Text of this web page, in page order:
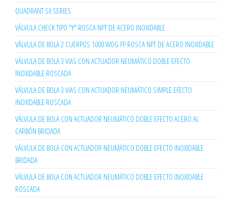
QUADRANT SX SERIES
VÁLVULA CHECK TIPO "Y" ROSCA NPT DE ACERO INOXIDABLE
VÁLVULA DE BOLA 2 CUERPOS 1000 WOG FP ROSCA NPT DE ACERO INOXIDABLE
VÁLVULA DE BOLA 3 VIAS CON ACTUADOR NEUMÁTICO DOBLE EFECTO
INOXIDABLE ROSCADA
VÁLVULA DE BOLA 3 VIAS CON ACTUADOR NEUMÁTICO SIMPLE EFECTO
INOXIDABLE ROSCADA
VÁLVULA DE BOLA CON ACTUADOR NEUMÁTICO DOBLE EFECTO ACERO AL
CARBÓN BRIDADA
VÁLVULA DE BOLA CON ACTUADOR NEUMÁTICO DOBLE EFECTO INOXIDABLE
BRIDADA
VÁLVULA DE BOLA CON ACTUADOR NEUMÁTICO DOBLE EFECTO INOXIDABLE
ROSCADA